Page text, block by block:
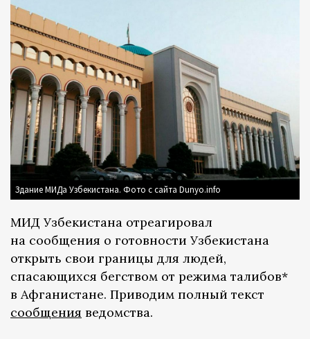
Здание МИДа Узбекистана. Фото с сайта Dunyo.info
МИД Узбекистана отреагировал
на сообщения о готовности Узбекистана
открыть свои границы для людей,
спасающихся бегством от режима талибов*
в Афганистане. Приводим полный текст
сообщения ведомства.